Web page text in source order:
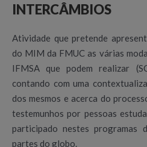
INTERCÂMBIOS
Atividade que pretende
do MIM da FMUC as várias
IFMSA que podem realizar
contando com uma
dos mesmos e acerca do
testemunhos por pessoas
participado nestes programas
partes do globo.